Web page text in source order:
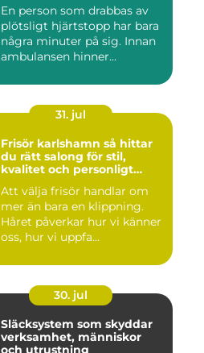
En person som drabbas av
plötsligt hjärtstopp har bara
några minuter på sig. Innan
ambulansen hinner...
31. jul
Frisör karlshamn så hittar
du rätt salong för stil,
kvalitet och personligt
Att välja frisör handlar om
mer än bara en klippning.
Håret påverkar hur vi känner
oss, hur vi uppfa...
30. jul
Släcksystem som skyddar
verksamhet, människor
och utrustning